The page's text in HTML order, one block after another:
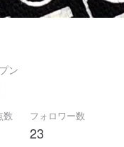
ン
数 フォロワー数
23